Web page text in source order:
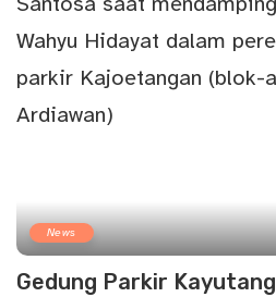
News
Gedung Parkir